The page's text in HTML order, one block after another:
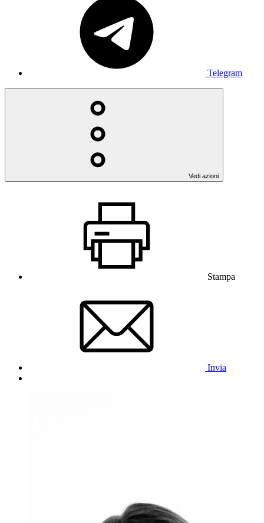
Telegram
Vedi azioni
Stampa
Invia